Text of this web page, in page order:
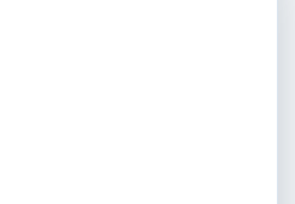
para brindar una
con ingredientes de alta
esta zona del cuerpo.